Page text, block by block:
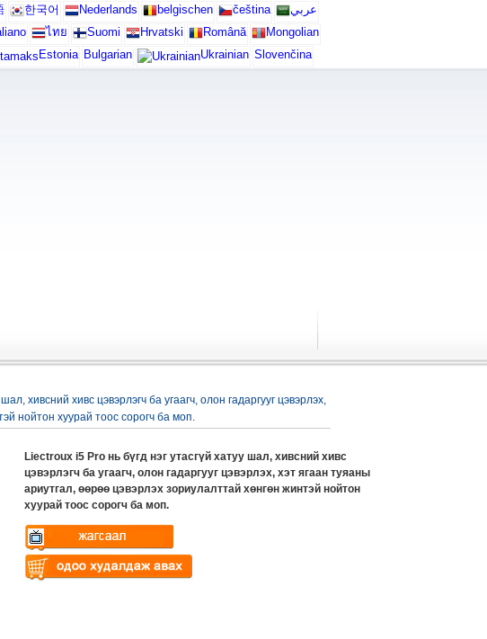
한국어 Nederlands belgischen čeština
عربي
ไทย Suomi Hrvatski Română
Mongolian
Estonia Bulgarian Ukrainian Slovenčina
хивсний хивс цэвэрлэгч ба угаагч, олон гадаргууг цэвэрлэх,
нойтон хуурай тоос сорогч ба моп.
Liectroux i5 Pro нь бүгд нэг утасгүй хатуу шал, хивсний хивс
цэвэрлэгч ба угаагч, олон гадаргууг цэвэрлэх, хэт ягаан туяаны
ариутгал, өөрөө цэвэрлэх зориулалттай хөнгөн жинтэй нойтон
хуурай тоос сорогч ба моп.
Warning: Undefined variable
$vii_demo_video_text in